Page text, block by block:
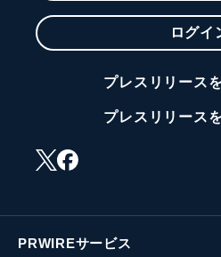
ログイ
プレスリリース
プレスリリース
PRWIREサービス